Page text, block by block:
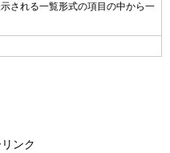
される一覧形式の項目の中から一
ンク